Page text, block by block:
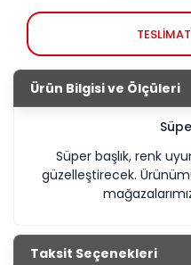
Ürün Bilgisi ve Ölçüleri
Süper başlık, renk
güzelleştirecek.
Taksit Seçenekleri